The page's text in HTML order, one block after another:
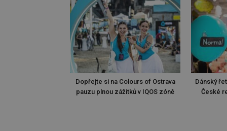
Dopřejte si na Colours of Ostrava
pauzu plnou zážitků v IQOS zóně
Dánský
České